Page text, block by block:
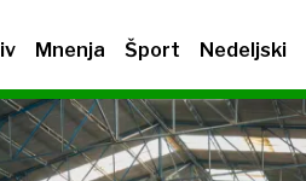
Mnenja Šport Nedeljski